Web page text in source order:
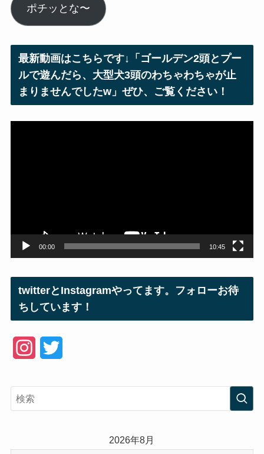
ル
ア
ス
ポチッとな〜
最新動画はこちらです↓「ゴールデン2頭とプー
ルで遊んだら、大型犬3頭のわちゃわちゃが止
まりませんでしたw」ぜひ、ご覧ください！
00:00 10:45
twitterとInstagramやってます。フォローお待
ちしています！
2026年8月